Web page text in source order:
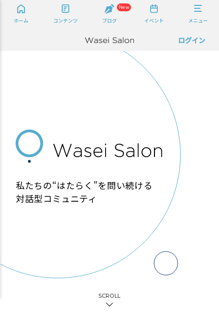
ホーム コンテンツ
New
ブログ イベント メニュー
ログイン
私たちの“はたらく”を問い続ける
対話型コミュニティ
SCROLL